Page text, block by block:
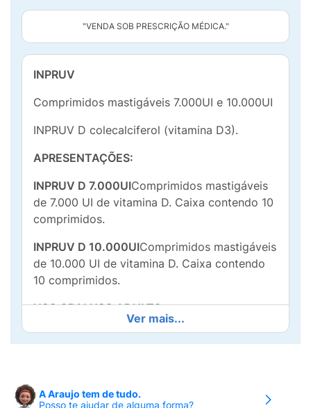
"VENDA SOB PRESCRIÇÃO MÉDICA."
INPRUV
Comprimidos mastigáveis 7.000UI e 10.000UI
INPRUV D colecalciferol (vitamina D3).
APRESENTAÇÕES:
INPRUV D 7.000UIComprimidos mastigáveis
de 7.000 UI de vitamina D. Caixa contendo 10
comprimidos.
INPRUV D 10.000UIComprimidos mastigáveis
de 10.000 UI de vitamina D. Caixa contendo
10 comprimidos.
USO ORALUSO ADULTO
COMPOSIÇÃO:
Ver mais...
A Araujo tem de tudo.
Posso te ajudar de alguma forma?